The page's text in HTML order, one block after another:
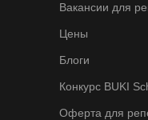
Вакансии для
Цены
Блоги
Конкурс BUKI
Оферта для